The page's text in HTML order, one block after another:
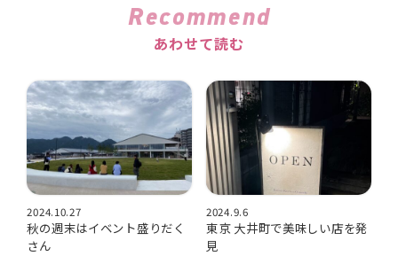
Recommend
あわせて読む
2024.10.27
秋の週末はイベント盛りだく
さん
2024.9.6
東京 大井町で美味しい店を発
見